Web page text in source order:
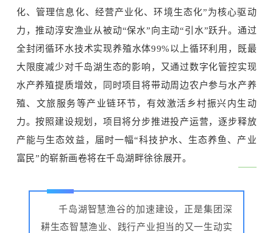
化、管理信息化、经营产业化、环境生态化”为核心驱动
力，推动淳安渔业从被动“保水”向主动“引水”跃升。通过
全封闭循环水技术实现养殖水体99%以上循环利用，既最
大限度减少对千岛湖生态的影响，又通过数字化管控实现
水产养殖提质增效，同时项目将带动周边农户参与水产养
殖、文旅服务等产业链环节，有效激活乡村振兴内生动
力。按照建设规划，项目将分步推进投产运营，逐步释放
产能与生态效益，届时一幅“科技护水、生态养鱼、产业
富民”的崭新画卷将在千岛湖畔徐徐展开。
千岛湖智慧渔谷的加速建设，正是集团深
耕生态智慧渔业、践行产业担当的又一生动实